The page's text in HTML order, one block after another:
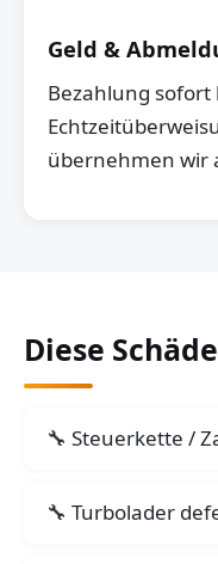
Geld &
Bezahlung sofort
übernehmen wir
Diese
Steuerkette /
Turbolader